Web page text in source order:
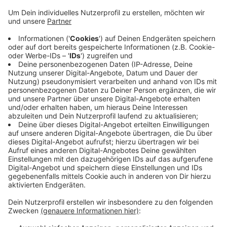
steigende Geburtenrate und die wachsende Zahl der
Ruhr-Kreis knapp 30.000 Schüler. In 15 Jahren werden
es demnach rund 35.000 sein. Das ist ein Zuwachs um
fast 18 Prozent.
Damit liegt der Ennepe-Ruhr-Kreis im Landestrend; für
fast alle Städte und Kreise rechnen die Statistiker mit
einer steigenden Schülerzahl. Nur für den Märkischen
Kreis geht das Landesamt von weniger Schülern aus.
Die Zahlen beinhalten die Grund- und die
weiterführenden Schulen.
Anzeige